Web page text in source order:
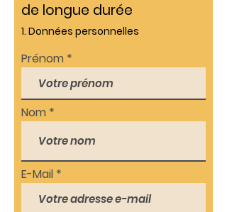
de longue durée
1. Données personnelles
Prénom
Nom
E-Mail